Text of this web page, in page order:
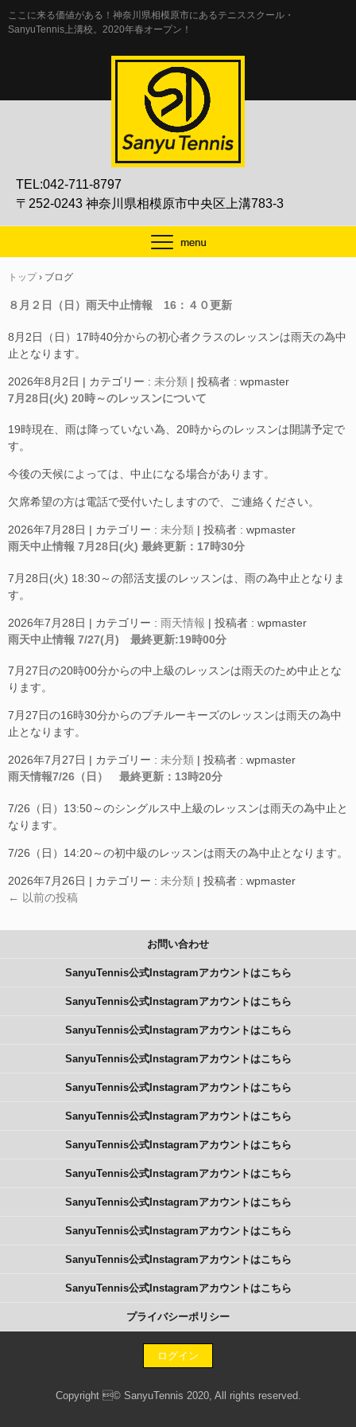
ここに来る価値がある！神奈川県相模原市にあるテニススクール・
SanyuTennis上溝校。2020年春オープン！
TEL:042-711-8797
〒252-0243 神奈川県相模原市中央区上溝783-3
トップ › ブログ
８月２日（日）雨天中止情報 16：４０更新
8月2日（日）17時40分からの初心者クラスのレッスンは雨天の為中
止となります。
2026年8月2日 | カテゴリー : 未分類 | 投稿者 : wpmaster
7月28日(火) 20時～のレッスンについて
19時現在、雨は降っていない為、20時からのレッスンは開講予定で
す。
今後の天候によっては、中止になる場合があります。
欠席希望の方は電話で受付いたしますので、ご連絡ください。
2026年7月28日 | カテゴリー : 未分類 | 投稿者 : wpmaster
雨天中止情報 7月28日(火) 最終更新：17時30分
7月28日(火) 18:30～の部活支援のレッスンは、雨の為中止となりま
す。
2026年7月28日 | カテゴリー : 雨天情報 | 投稿者 : wpmaster
雨天中止情報 7/27(月) 最終更新:19時00分
7月27日の20時00分からの中上級のレッスンは雨天のため中止とな
ります。
7月27日の16時30分からのプチルーキーズのレッスンは雨天の為中
止となります。
2026年7月27日 | カテゴリー : 未分類 | 投稿者 : wpmaster
雨天情報7/26（日） 最終更新：13時20分
7/26（日）13:50～のシングルス中上級のレッスンは雨天の為中止と
なります。
7/26（日）14:20～の初中級のレッスンは雨天の為中止となります。
2026年7月26日 | カテゴリー : 未分類 | 投稿者 : wpmaster
← 以前の投稿
お問い合わせ
SanyuTennis公式Instagramアカウントはこちら
SanyuTennis公式Instagramアカウントはこちら
SanyuTennis公式Instagramアカウントはこちら
SanyuTennis公式Instagramアカウントはこちら
SanyuTennis公式Instagramアカウントはこちら
SanyuTennis公式Instagramアカウントはこちら
SanyuTennis公式Instagramアカウントはこちら
SanyuTennis公式Instagramアカウントはこちら
SanyuTennis公式Instagramアカウントはこちら
SanyuTennis公式Instagramアカウントはこちら
SanyuTennis公式Instagramアカウントはこちら
SanyuTennis公式Instagramアカウントはこちら
プライバシーポリシー
ログイン
Copyright © SanyuTennis 2020, All rights reserved.